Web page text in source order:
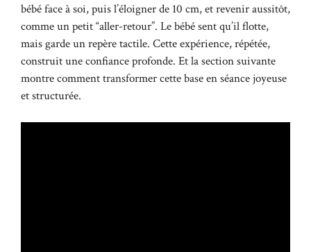
bébé face à soi, puis l’éloigner de 10 cm, et revenir aussitôt,
comme un petit “aller-retour”. Le bébé sent qu’il flotte,
mais garde un repère tactile. Cette expérience, répétée,
construit une confiance profonde. Et la section suivante
montre comment transformer cette base en séance joyeuse
et structurée.